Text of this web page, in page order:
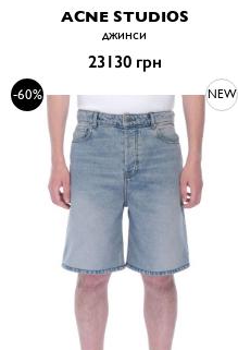
ACNE STUDIOS
джинси
23130 грн
-60% NEW